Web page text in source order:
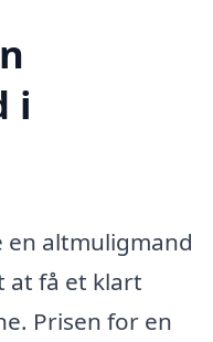
i
en altmuligmand
at få et klart
Prisen for en